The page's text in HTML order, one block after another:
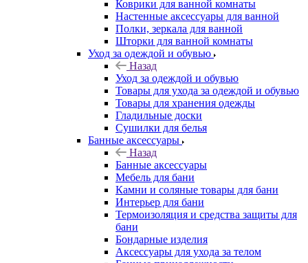
Коврики для ванной комнаты
Настенные аксессуары для ванной
Полки, зеркала для ванной
Шторки для ванной комнаты
Уход за одеждой и обувью
Назад
Уход за одеждой и обувью
Товары для ухода за одеждой и обувью
Товары для хранения одежды
Гладильные доски
Сушилки для белья
Банные аксессуары
Назад
Банные аксессуары
Мебель для бани
Камни и соляные товары для бани
Интерьер для бани
Термоизоляция и средства защиты для
бани
Бондарные изделия
Аксеcсуары для ухода за телом